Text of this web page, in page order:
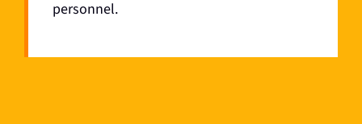
personnel.